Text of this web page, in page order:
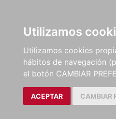
Utilizamos
Utilizamos cookies
hábitos de navegación
el botón CAMBIAR
ACEPTAR CAMBIAR